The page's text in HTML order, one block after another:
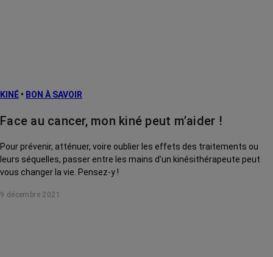
KINÉ • BON À SAVOIR
Face au cancer, mon kiné peut m’aider !
Pour prévenir, atténuer, voire oublier les effets des traitements ou
leurs séquelles, passer entre les mains d’un kinésithérapeute peut
vous changer la vie. Pensez-y !
9 décembre 2021